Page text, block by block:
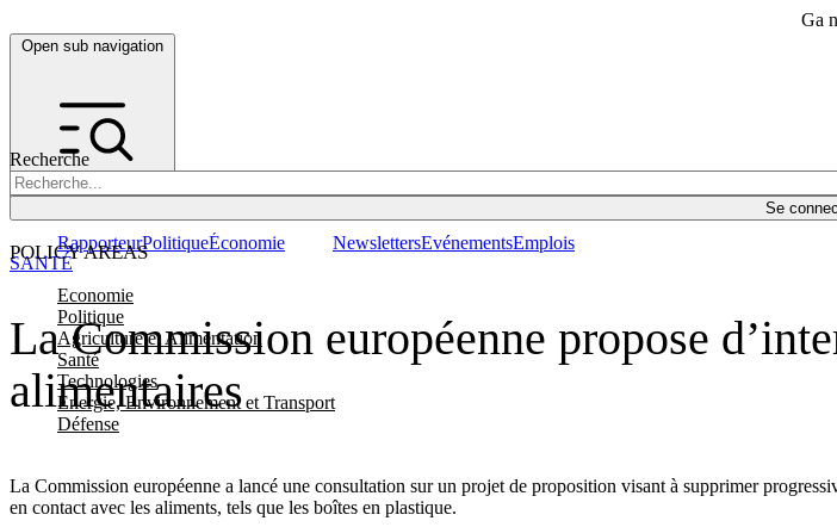
Ga
Open sub navigation
Recherche
Se
POLICY AREAS
Economie
Politique
Agriculture et Alimentation
Santé
Technologies
Energie, Environnement et Transport
Défense
RapporteurPolitiqueÉconomie NewslettersEvénementsEmplois
La Commission européenne propose
alimentaires
La Commission européenne a lancé une consultation sur un projet de proposition visant à supprimer
en contact avec les aliments, tels que les boîtes en plastique.
SANTÉ